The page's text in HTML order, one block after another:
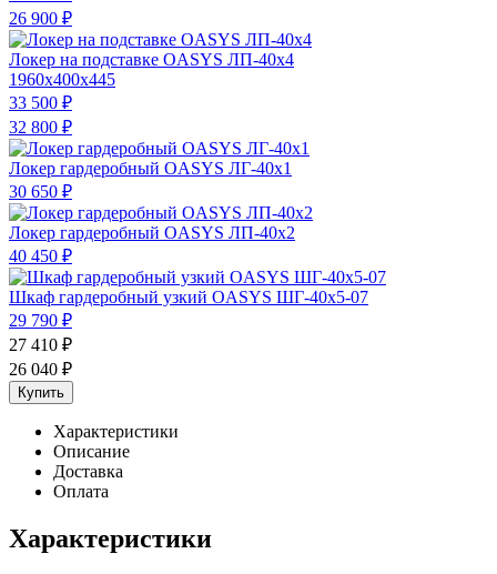
26 900 ₽
Локер на подставке OASYS ЛП-40х4
1960x400x445
33 500 ₽
32 800 ₽
Локер гардеробный OASYS ЛГ-40х1
30 650 ₽
Локер гардеробный OASYS ЛП-40х2
40 450 ₽
Шкаф гардеробный узкий OASYS ШГ-40х5-07
29 790 ₽
27 410 ₽
26 040 ₽
Купить
Характеристики
Описание
Доставка
Оплата
Характеристики